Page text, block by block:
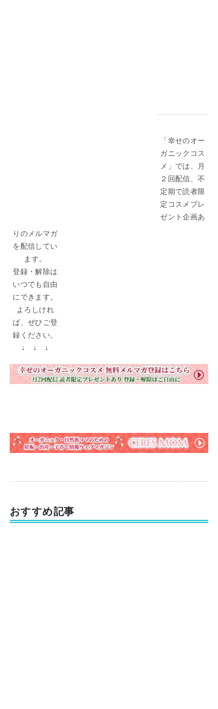
「幸せのオー
ガニックコス
メ」では、月
２回配信、不
定期で読者限
定コスメプレ
ゼント企画あ
りのメルマガ
を配信してい
ます。
登録・解除は
いつでも自由
にできます。
よろしけれ
ば、ぜひご登
録ください。
↓ ↓ ↓
おすすめ記事